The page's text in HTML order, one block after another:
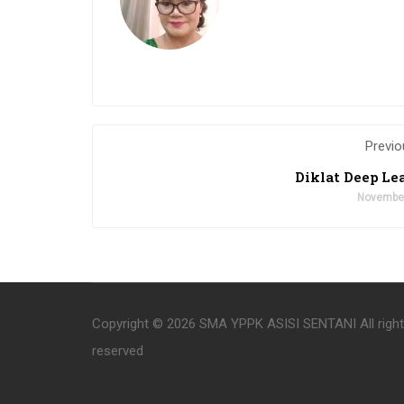
Diklat Deep
Copyright © 2026 SMA YPPK ASISI SENTANI All
reserved